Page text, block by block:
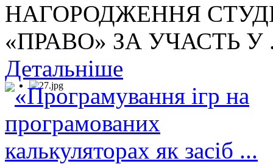
НАГОРОДЖЕННЯ
«ПРАВО» ЗА УЧАСТЬ У
Детальніше